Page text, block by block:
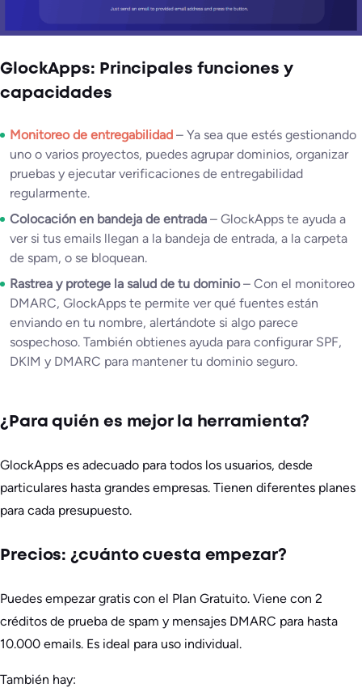
GlockApps: Principales funciones y
capacidades
Monitoreo de entregabilidad – Ya sea que estés gestionando
uno o varios proyectos, puedes agrupar dominios, organizar
pruebas y ejecutar verificaciones de entregabilidad
regularmente.
Colocación en bandeja de entrada – GlockApps te ayuda a
ver si tus emails llegan a la bandeja de entrada, a la carpeta
de spam, o se bloquean.
Rastrea y protege la salud de tu dominio– Con el monitoreo
DMARC, GlockApps te permite ver qué fuentes están
enviando en tu nombre, alertándote si algo parece
sospechoso. También obtienes ayuda para configurar SPF,
DKIM y DMARC para mantener tu dominio seguro.
¿Para quién es mejor la herramienta?
GlockApps es adecuado para todos los usuarios, desde
particulares hasta grandes empresas. Tienen diferentes planes
para cada presupuesto.
Precios: ¿cuánto cuesta empezar?
Puedes empezar gratis con el Plan Gratuito. Viene con 2
créditos de prueba de spam y mensajes DMARC para hasta
10.000 emails. Es ideal para uso individual.
También hay: